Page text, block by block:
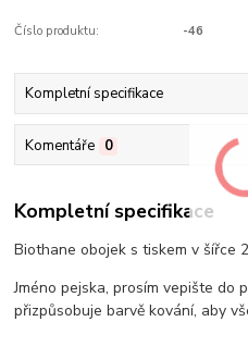
Číslo produktu: -46
Kompletní specifikace
Komentáře 0
Kompletní specifikace
Biothane obojek s tiskem v šířce
Jméno pejska, prosím vepište do
přizpůsobuje barvě kování, aby